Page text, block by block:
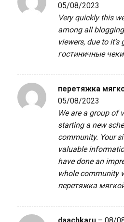
05/08/2023
Very quickly this
among all
viewers, due to it’s
гостиничные
перетяжка
05/08/2023
We are a group of
starting a new
community. Your
valuable
have done an
whole community
перетяжка